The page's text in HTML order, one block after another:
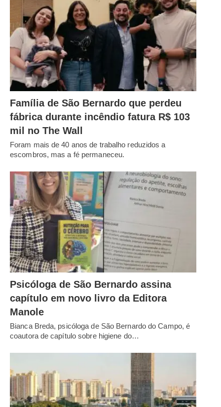
Família de São Bernardo que perdeu
fábrica durante incêndio fatura R$ 103
mil no The Wall
Foram mais de 40 anos de trabalho reduzidos a
escombros, mas a fé permaneceu.
Psicóloga de São Bernardo assina
capítulo em novo livro da Editora
Manole
Bianca Breda, psicóloga de São Bernardo do Campo, é
coautora de capítulo sobre higiene do…